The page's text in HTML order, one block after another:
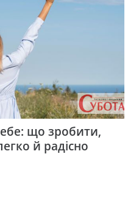
що зробити,
й радісно